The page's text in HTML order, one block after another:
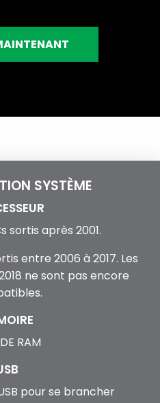
SYSTÈME
sortis après 2001.
entre 2006 à 2017. Les
ne sont pas encore
RAM
pour se brancher